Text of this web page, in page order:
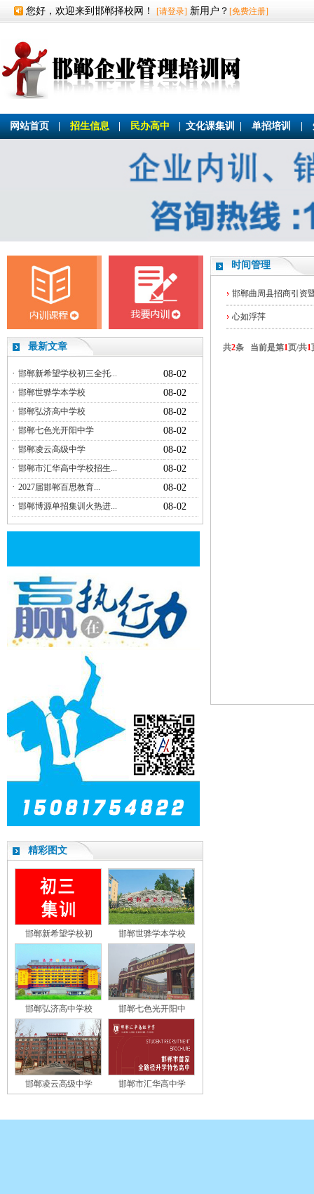
您好，欢迎来到邯郸择校网！ [请登录] 新用户？ [免费注册]
网站首页 招生信息 民办高中 文化课集训 单招培训
最新文章
· 邯郸新希望学校初三全托...
08-02
· 邯郸世骅学本学校
08-02
· 邯郸弘济高中学校
08-02
· 邯郸七色光开阳中学
08-02
· 邯郸凌云高级中学
08-02
· 邯郸市汇华高中学校招生...
08-02
· 2027届邯郸百思教育...
08-02
· 邯郸博源单招集训火热进... 08-02
精彩图文
邯郸新希望学校初 邯郸世骅学本学校
邯郸弘济高中学校 邯郸七色光开阳中
邯郸凌云高级中学 邯郸市汇华高中学
时间管理
邯郸曲周县招商引资
心如浮萍
共2条 当前是第1页/共1